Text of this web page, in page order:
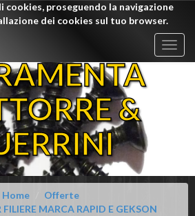
cookies, proseguendo la navigazione
dei cookies sul tuo browser.
&
Home
Offerte
FILIERE MARCA RAPID E GEKSON